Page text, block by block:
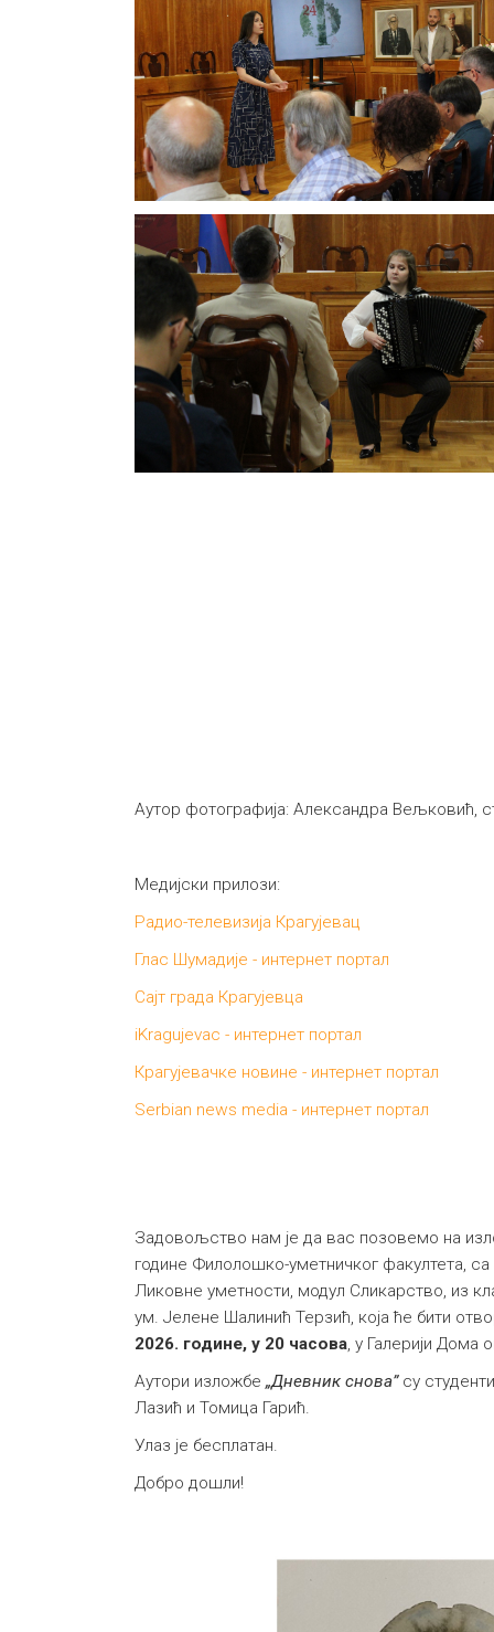
Аутор фотографија: Александра Вељковић,
Медијски прилози:
Радио-телевизија Крагујевац
Глас Шумадије - интернет портал
Сајт града Крагујевца
iKragujevac - интернет портал
Крагујевачке новине - интернет портал
Serbian news media - интернет портал
Задовољство нам је да вас позовемо на
године Филолошко-уметничког факултета, са
Ликовне уметности, модул Сликарство, из
ум. Јелене Шалинић Терзић, која ће бити
2026. године, у 20 часова, у Галерији Дома
Аутори изложбе „Дневник снова” су
Лазић и Томица Гарић.
Улаз је бесплатан.
Добро дошли!